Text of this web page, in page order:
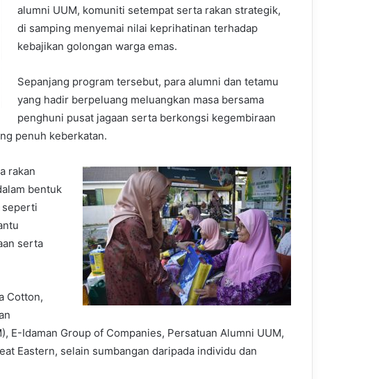
alumni UUM, komuniti setempat serta rakan strategik,
di samping menyemai nilai keprihatinan terhadap
kebajikan golongan warga emas.
Sepanjang program tersebut, para alumni dan tetamu
yang hadir berpeluang meluangkan masa bersama
penghuni pusat jagaan serta berkongsi kegembiraan
penuh keberkatan.
rakan
bentuk
seperti
serta
Cotton,
E-Idaman Group of Companies, Persatuan Alumni UUM,
Eastern, selain sumbangan daripada individu dan